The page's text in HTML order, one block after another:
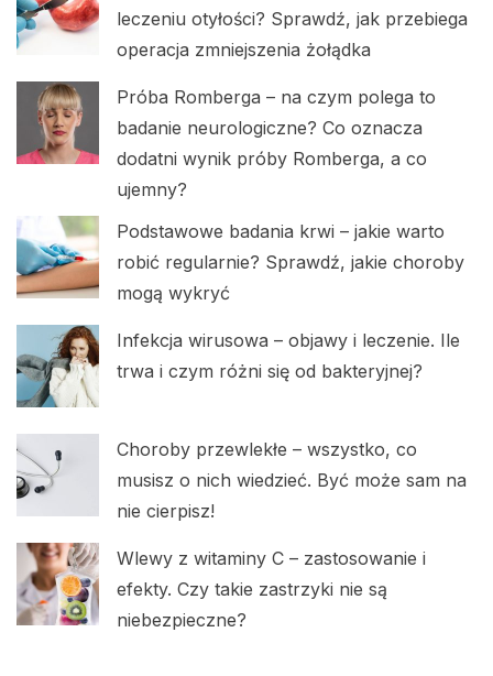
leczeniu otyłości? Sprawdź, jak przebiega
operacja zmniejszenia żołądka
Próba Romberga – na czym polega to
badanie neurologiczne? Co oznacza
dodatni wynik próby Romberga, a co
ujemny?
Podstawowe badania krwi – jakie warto
robić regularnie? Sprawdź, jakie choroby
mogą wykryć
Infekcja wirusowa – objawy i leczenie. Ile
trwa i czym różni się od bakteryjnej?
Choroby przewlekłe – wszystko, co
musisz o nich wiedzieć. Być może sam na
nie cierpisz!
Wlewy z witaminy C – zastosowanie i
efekty. Czy takie zastrzyki nie są
niebezpieczne?